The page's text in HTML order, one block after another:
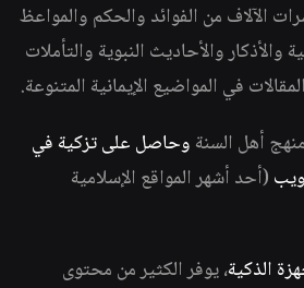
الآلاف من الفوائد والحكم والمواعظ
والأذكار والأحاديث النبوية والتأملات
في المواضيع الإيمانية المتنوعة.
أهل السنة وحاصل على تزكية في
(أحد أشهر المواقع الإسلامية
الذكية، يوفر الكثير من محتوى